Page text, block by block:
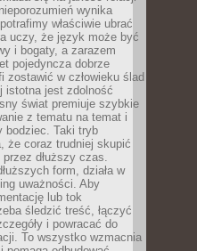
wynika
właściwie ubrać
uczy, że język może być
i bogaty, a zarazem
pojedyncza dobrze
zostawić w człowieku ślad
istotna jest zdolność
świat premiuje szybkie
z tematu na temat i
bodziec. Taki tryb
że coraz trudniej skupić
dłuższy czas.
form, działa w
uważności. Aby
lub tok
śledzić treść, łączyć
i powracać do
To wszystko wzmacnia